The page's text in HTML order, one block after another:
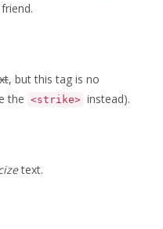
, but this tag is no
the <strike> instead).
text.